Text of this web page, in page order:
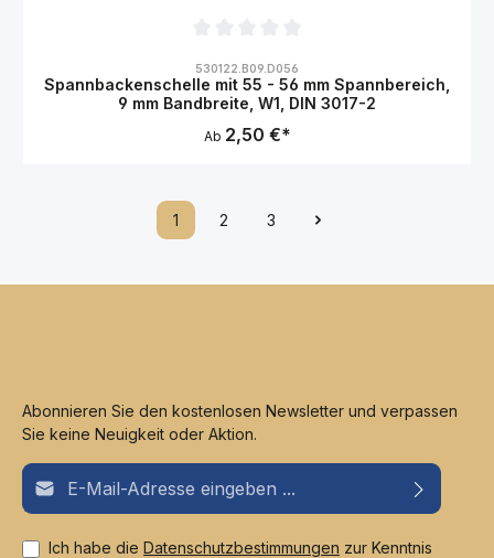
530122.B09.D056
Spannbackenschelle mit 55 - 56 mm Spannbereich,
9 mm Bandbreite, W1, DIN 3017-2
Ab 2,50 €*
1 2 3
Abonnieren Sie den kostenlosen Newsletter und verpassen
Sie keine Neuigkeit oder Aktion.
E-Mail-Adresse*
Ich habe die Datenschutzbestimmungen zur Kenntnis